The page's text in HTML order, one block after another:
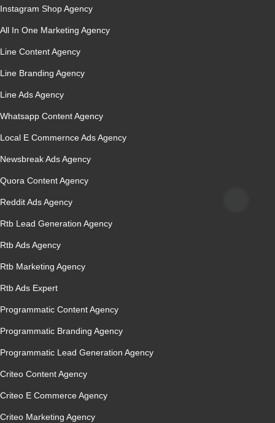
Instagram Shop Agency
All In One Marketing Agency
Line Content Agency
Line Branding Agency
Line Ads Agency
Whatsapp Content Agency
Local E Commernce Ads Agency
Newsbreak Ads Agency
Quora Content Agency
Reddit Ads Agency
Rtb Lead Generation Agency
Rtb Ads Agency
Rtb Marketing Agency
Rtb Ads Expert
Programmatic Content Agency
Programmatic Branding Agency
Programmatic Lead Generation Agency
Criteo Content Agency
Criteo E Commerce Agency
Criteo Marketing Agency